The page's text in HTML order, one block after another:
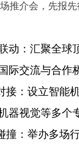
场推介会，先报先
动：汇聚全球
际交流与合作
接：设立智能
器视觉等多个
撞：举办多场